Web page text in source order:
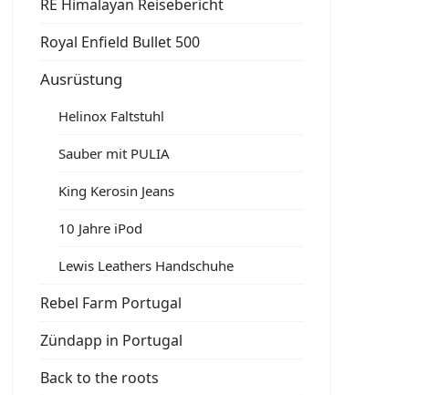
RE Himalayan Reisebericht
Royal Enfield Bullet 500
Ausrüstung
Helinox Faltstuhl
Sauber mit PULIA
King Kerosin Jeans
10 Jahre iPod
Lewis Leathers Handschuhe
Rebel Farm Portugal
Zündapp in Portugal
Back to the roots